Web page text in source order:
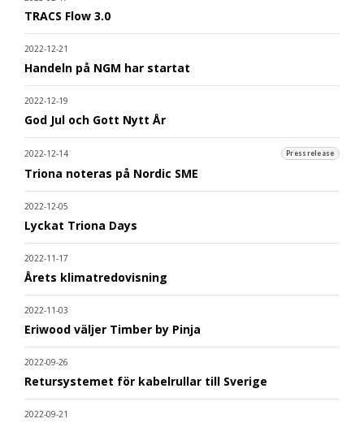
TRACS Flow 3.0
2022-12-21
Handeln på NGM har startat
2022-12-19
God Jul och Gott Nytt År
2022-12-14 Pressrelease
Triona noteras på Nordic SME
2022-12-05
Lyckat Triona Days
2022-11-17
Årets klimatredovisning
2022-11-03
Eriwood väljer Timber by Pinja
2022-09-26
Retursystemet för kabelrullar till Sverige
2022-09-21